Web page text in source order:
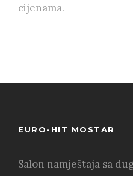
cijenama.
EURO-HIT MOSTAR
Salon namještaja sa